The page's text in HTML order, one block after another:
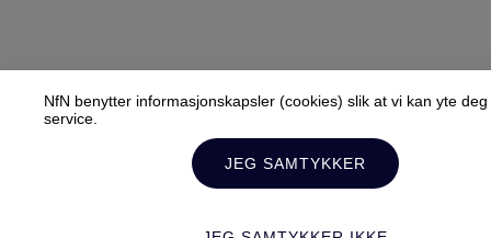
NfN benytter informasjonskapsler (cookies) slik at vi kan yte
service.
JEG SAMTYKKER